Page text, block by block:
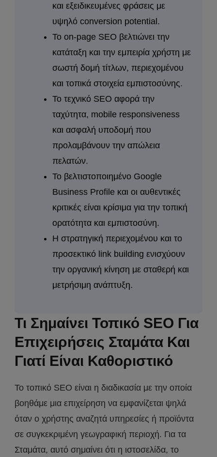
και εξειδικευμένες φράσεις με
υψηλό conversion potential.
Το on-page SEO βελτιώνει την
κατάταξη και την εμπειρία χρήστη με
σωστή δομή τίτλων, περιεχομένου
και τοπικά στοιχεία εμπιστοσύνης.
Το τεχνικό SEO αφορά την
ταχύτητα, mobile responsiveness
και ασφαλή υποδομή που
προλαμβάνουν την απώλεια
πελατών.
Το βελτιστοποιημένο Google
Business Profile και οι αυθεντικές
κριτικές είναι κρίσιμα για την τοπική
ορατότητα και εμπιστοσύνη.
Η στρατηγική περιεχομένου και το
προσεκτικό link building ενισχύουν
την οργανική κίνηση με σταθερή και
μετρήσιμη ανάπτυξη.
Τι Σημαίνει Τοπικό SEO Για
Επιχειρήσεις Σταμάτα Και
Γιατί Είναι Καθοριστικό
Το τοπικό SEO είναι η διαδικασία με την οποία
βοηθάμε μια επιχείρηση να εμφανίζεται ψηλά
όταν ο χρήστης αναζητά υπηρεσίες ή προϊόντα
σε συγκεκριμένη γεωγραφική περιοχή. Για τα
Σταμάτα, αυτό σημαίνει ότι η ιστοσελίδα, το